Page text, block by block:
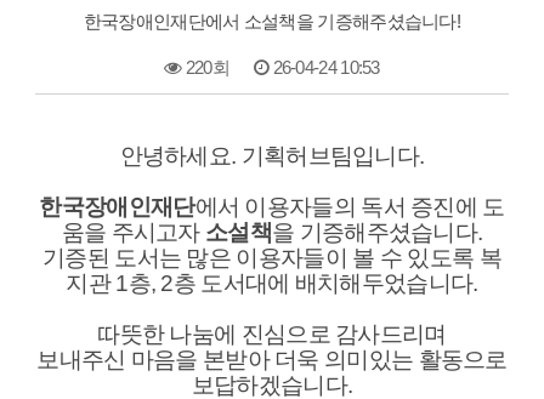
참여
한국장애인재단에서 소설책을 기증해주셨습니다!
220회 26-04-24 10:53
안녕하세요. 기획허브팀입니다.
한국장애인재단에서 이용자들의 독서 증진에 도
움을 주시고자 소설책을 기증해주셨습니다.
기증된 도서는 많은 이용자들이 볼 수 있도록 복
지관 1층, 2층 도서대에 배치해두었습니다.
따뜻한 나눔에 진심으로 감사드리며
보내주신 마음을 본받아 더욱 의미있는 활동으로
보답하겠습니다.